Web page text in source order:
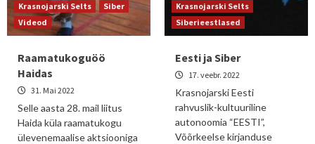
Krasnojarski Selts
Siber
Videod
Raamatukoguöö
Haidas
31. Mai 2022
Selle aasta 28. mail liitus
Haida küla raamatukogu
ülevenemaalise aktsiooniga
Krasnojarski Selts
Siberieestlased
Eesti ja Siber
17. veebr. 2022
Krasnojarski Eesti
rahvuslik-kultuuriline
autonoomia “EESTI”,
Võõrkeelse kirjanduse